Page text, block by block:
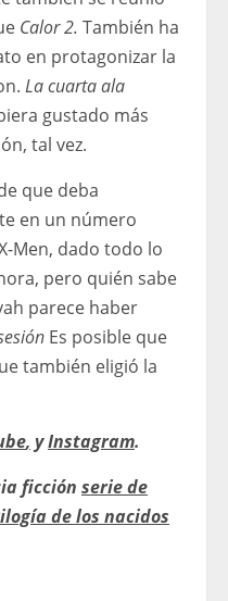
Calor 2. También ha
en protagonizar la
La cuarta ala
gustado más
tal vez.
que deba
en un número
Men, dado todo lo
pero quién sabe
parece haber
Es posible que
también eligió la
, yInstagram.
ficción serie de
de los nacidos